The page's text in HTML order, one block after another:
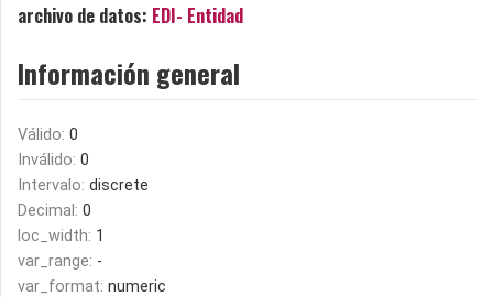
archivo de datos: EDI- Entidad
Información general
Válido: 0
Inválido: 0
Intervalo: discrete
Decimal: 0
loc_width: 1
var_range: -
var_format: numeric